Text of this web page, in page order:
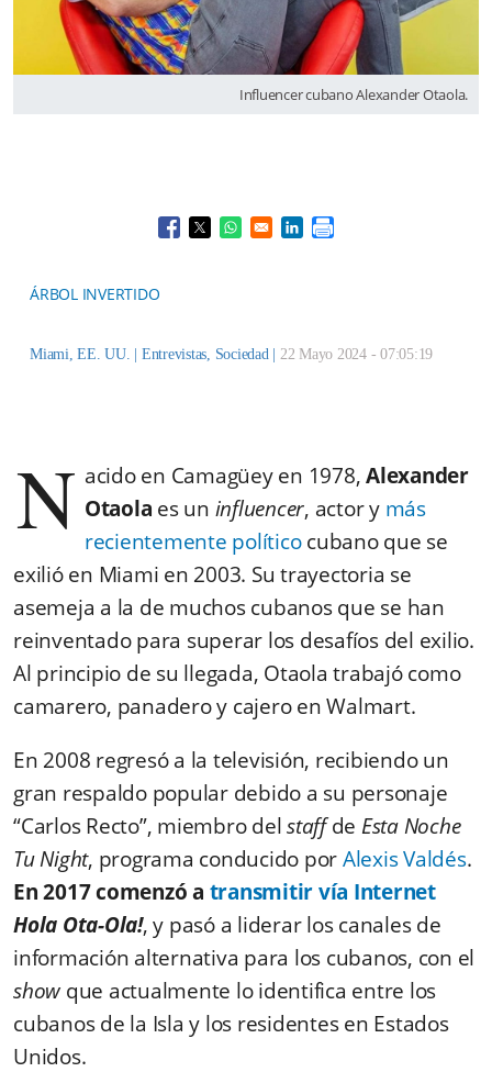
Influencer cubano Alexander Otaola.
Opens in a new window
Opens in a new window
Opens in a new window
Opens in a new window
ÁRBOL INVERTIDO
Entrevistas, Sociedad 22 Mayo 2024 - 07:05:19
N acido en Camagüey en 1978,Alexander
Otaola es un influencer, actor y más
recientemente políticocubano que se
exilió en Miami en 2003. Su trayectoria se
asemeja a la de muchos cubanos que se han
reinventado para superar los desafíos del exilio.
Al principio de su llegada, Otaola trabajó como
camarero, panadero y cajero en Walmart.
En 2008 regresó a la televisión, recibiendo un
gran respaldo popular debido a su personaje
“Carlos Recto”, miembro delstaffde Esta Noche
Tu Night, programa conducido porAlexis Valdés.
En 2017 comenzó a transmitir vía Internet
Hola Ota-Ola!,y pasó a liderar los canales de
información alternativa para los cubanos, con el
show que actualmente lo identifica entre los
cubanos de la Isla y los residentes en Estados
Unidos.